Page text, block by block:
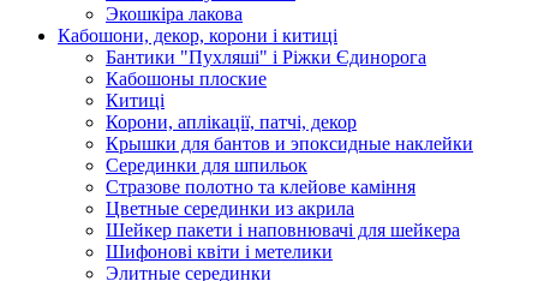
Экошкiра лакова
Кабошони, декор, корони і китиці
Бантики "Пухляші" і Ріжки Єдинорога
Кабошоны плоские
Китиці
Корони, аплікації, патчі, декор
Крышки для бантов и эпоксидные наклейки
Серединки для шпильок
Стразове полотно та клейове каміння
Цветные серединки из акрила
Шейкер пакети і наповнювачі для шейкера
Шифонові квіти і метелики
Элитные серединки